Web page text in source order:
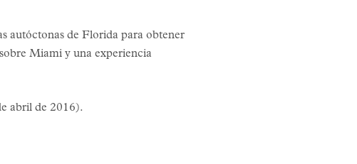
autóctonas de Florida para obtener
Miami y una experiencia
abril de 2016).